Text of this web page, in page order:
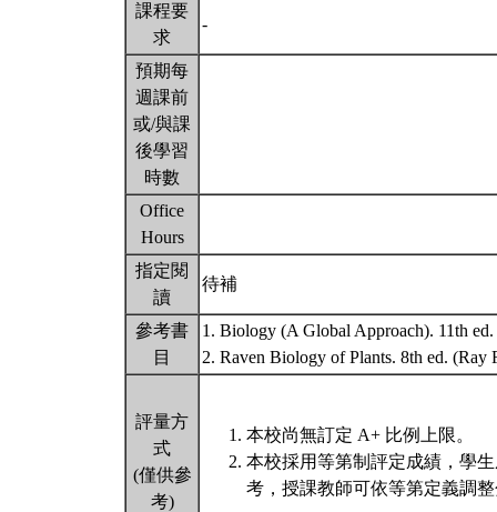
課程要
求
-
預期每
週課前
或/與課
後學習
時數
Office
Hours
指定閱
讀
待補
參考書
目
1. Biology (A Global Approach). 11th
2. Raven Biology of Plants. 8th ed. (Ray
評量方
式
(僅供參
考)
本校尚無訂定 A+ 比例上限。
本校採用等第制評定成績，學
考，授課教師可依等第定義調